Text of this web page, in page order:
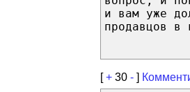
и вам уже
продавцов в
[+ 30 - ]